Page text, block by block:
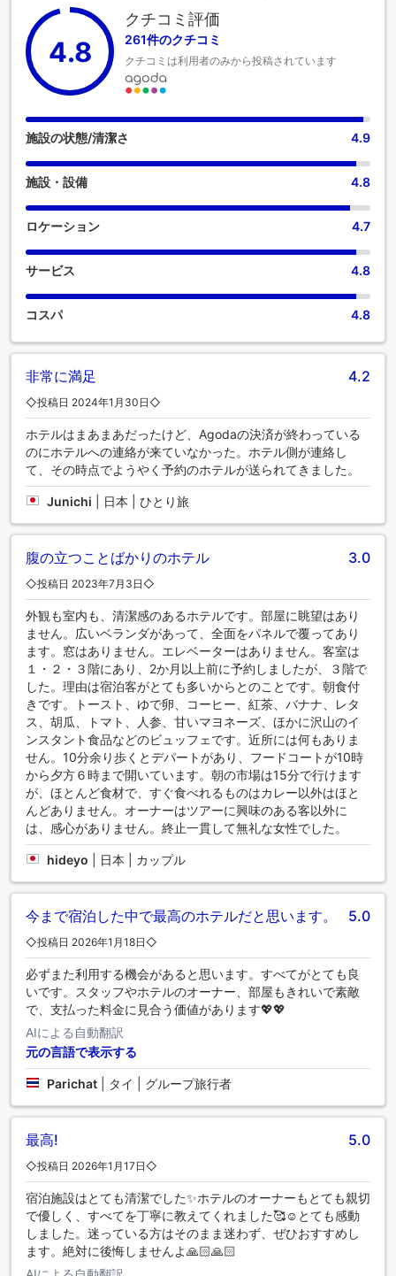
一部客室では、独立したリビングルームやバルコニー、テラ
スなど、ユニークなデザインの客室があります。
4.8
クチコミ評価
261件のクチコミ
クチコミは利用者のみから投稿されています
施設の状態/清潔さ 4.9
施設・設備 4.8
ロケーション 4.7
サービス 4.8
コスパ 4.8
非常に満足 4.2
◇投稿日 2024年1月30日◇
ホテルはまあまあだったけど、Agodaの決済が終わっている
のにホテルへの連絡が来ていなかった。ホテル側が連絡し
て、その時点でようやく予約のホテルが送られてきました。
Junichi 日本 | ひとり旅
腹の立つことばかりのホテル 3.0
◇投稿日 2023年7月3日◇
外観も室内も、清潔感のあるホテルです。部屋に眺望はあり
ません。広いベランダがあって、全面をパネルで覆ってあり
ます。窓はありません。エレベーターはありません。客室は
１・２・３階にあり、2か月以上前に予約しましたが、３階で
した。理由は宿泊客がとても多いからとのことです。朝食付
きです。トースト、ゆで卵、コーヒー、紅茶、バナナ、レタ
ス、胡瓜、トマト、人参、甘いマヨネーズ、ほかに沢山のイ
ンスタント食品などのビュッフェです。近所には何もありま
せん。10分余り歩くとデパートがあり、フードコートが10時
から夕方６時まで開いています。朝の市場は15分で行けます
が、ほとんど食材で、すぐ食べれるものはカレー以外はほと
んどありません。オーナーはツアーに興味のある客以外に
は、感心がありません。終止一貫して無礼な女性でした。
hideyo 日本 | カップル
今まで宿泊した中で最高のホテルだと思います。 5.0
◇投稿日 2026年1月18日◇
必ずまた利用する機会があると思います。すべてがとても良
いです。スタッフやホテルのオーナー、部屋もきれいで素敵
で、支払った料金に見合う価値があります💖💖
AIによる自動翻訳
元の言語で表示する
Parichat タイ | グループ旅行者
最高! 5.0
◇投稿日 2026年1月17日◇
宿泊施設はとても清潔でした✨️ホテルのオーナーもとても親切
で優しく、すべてを丁寧に教えてくれました🥰☺️とても感動
しました。迷っている方はそのまま迷わず、ぜひおすすめし
ます。絶対に後悔しませんよ🙏🏻🙏🏻